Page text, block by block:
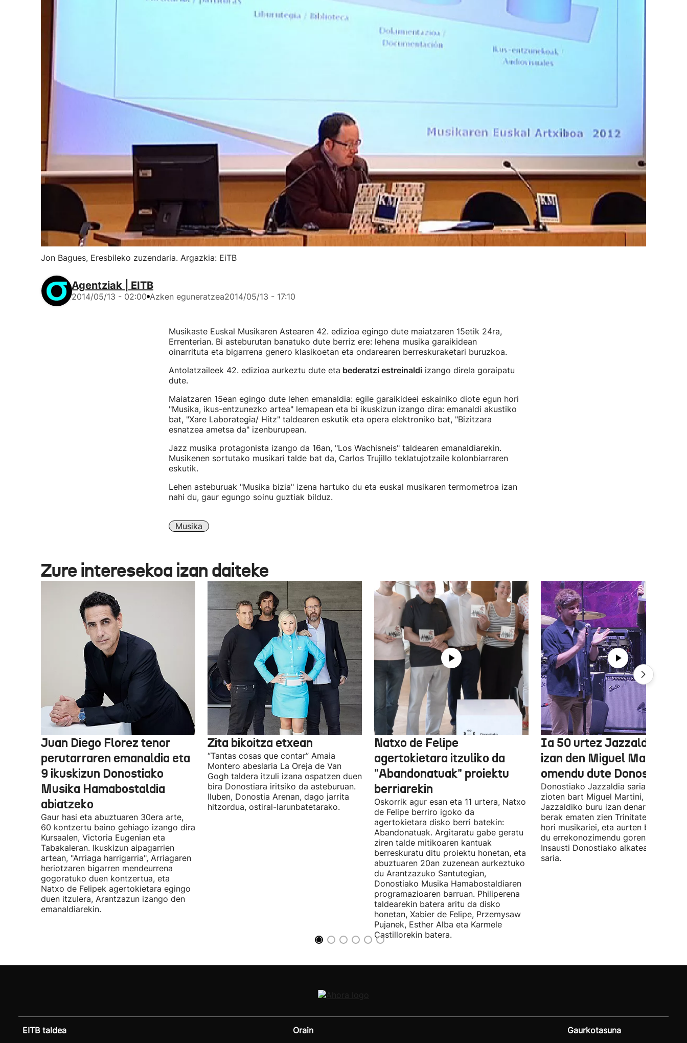
Jon Bagues, Eresbileko zuzendaria. Argazkia: EiTB
Agentziak | EITB
2014/05/13 - 02:00 Azken eguneratzea2014/05/13 - 17:10
Musikaste Euskal Musikaren Astearen 42. edizioa egingo dute maiatzaren 15etik 24ra,
Errenterian. Bi asteburutan banatuko dute berriz ere: lehena musika garaikidean
oinarrituta eta bigarrena genero klasikoetan eta ondarearen berreskuraketari buruzkoa.
Antolatzaileek 42. edizioa aurkeztu dute eta bederatzi estreinaldiizango direla goraipatu
dute.
Maiatzaren 15ean egingo dute lehen emanaldia: egile garaikideei eskainiko diote egun hori
"Musika, ikus-entzunezko artea" lemapean eta bi ikuskizun izango dira: emanaldi akustiko
bat, "Xare Laborategia/ Hitz" taldearen eskutik eta opera elektroniko bat, "Bizitzara
esnatzea ametsa da" izenburupean.
Jazz musika protagonista izango da 16an, "Los Wachisneis" taldearen emanaldiarekin.
Musikenen sortutako musikari talde bat da, Carlos Trujillo teklatujotzaile kolonbiarraren
eskutik.
Lehen asteburuak "Musika bizia" izena hartuko du eta euskal musikaren termometroa izan
nahi du, gaur egungo soinu guztiak bilduz.
Musika
Zure interesekoa izan daiteke
Juan Diego Florez tenor
perutarraren emanaldia eta
9 ikuskizun Donostiako
Musika Hamabostaldia
abiatzeko
Gaur hasi eta abuztuaren 30era arte,
60 kontzertu baino gehiago izango dira
Kursaalen, Victoria Eugenian eta
Tabakaleran. Ikuskizun aipagarrien
artean, "Arriaga harrigarria", Arriagaren
heriotzaren bigarren mendeurrena
gogoratuko duen kontzertua, eta
Natxo de Felipek agertokietara egingo
duen itzulera, Arantzazun izango den
emanaldiarekin.
Zita bikoitza etxean
“Tantas cosas que contar” Amaia
Montero abeslaria La Oreja de Van
Gogh taldera itzuli izana ospatzen duen
bira Donostiara iritsiko da asteburuan.
Iluben, Donostia Arenan, dago jarrita
hitzordua, ostiral-larunbatetarako.
Natxo de Felipe
agertokietara itzuliko da
"Abandonatuak" proiektu
berriarekin
Oskorrik agur esan eta 11 urtera, Natxo
de Felipe berriro igoko da
agertokietara disko berri batekin:
Abandonatuak. Argitaratu gabe geratu
ziren talde mitikoaren kantuak
berreskuratu ditu proiektu honetan, eta
abuztuaren 20an zuzenean aurkeztuko
du Arantzazuko Santutegian,
Donostiako Musika Hamabostaldiaren
programazioaren barruan. Philiperena
taldearekin batera aritu da disko
honetan, Xabier de Felipe, Przemysaw
Pujanek, Esther Alba eta Karmele
Castillorekin batera.
Ia 50 urtez Jazzaldiko
izan den Miguel Martin
omendu dute Donostian
Donostiako Jazzaldia saria eman
zioten bart Miguel Martini, ia 50
Jazzaldiko buru izan denari. Orain
berak ematen zien Trinitate Plazan
hori musikariei, eta aurten berak jaso
du errekonozimendu gorena. Jon
Insausti Donostiako alkateak eman
saria.
EITB taldea Orain Gaurkotasuna